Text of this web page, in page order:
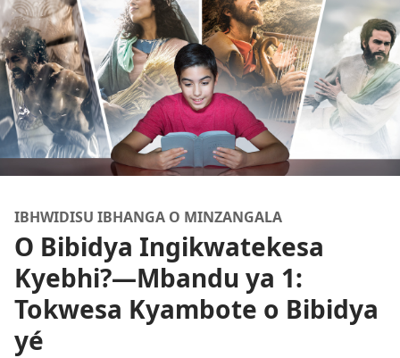
IBHWIDISU IBHANGA O MINZANGALA
O Bibidya Ingikwatekesa
Kyebhi?—Mbandu ya 1:
Tokwesa Kyambote o Bibidya
yé